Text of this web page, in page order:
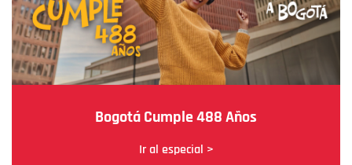
Bogotá Cumple 488 Años
Ir al especial >